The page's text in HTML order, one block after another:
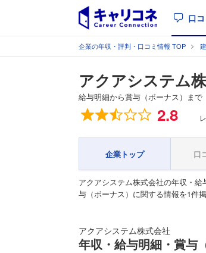
口コ
企業の年収・評判・口コミ情報 TOP
アクアシステム
給与明細から賞与（ボーナス）まで
総合評価 2.8
企業トップ 口
アクアシステム株式会社の年収・
与（ボーナス）に関する情報を1件
アクアシステム株式会社
年収・給与明細・賞与